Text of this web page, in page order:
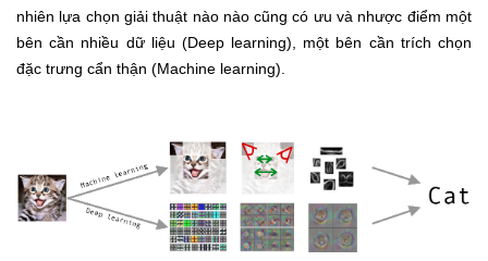
nhiên lựa chọn giải thuật nào nào cũng có ưu và nhược điểm một
bên cần nhiều dữ liệu (Deep learning), một bên cần trích chọn
đặc trưng cẩn thận (Machine learning).